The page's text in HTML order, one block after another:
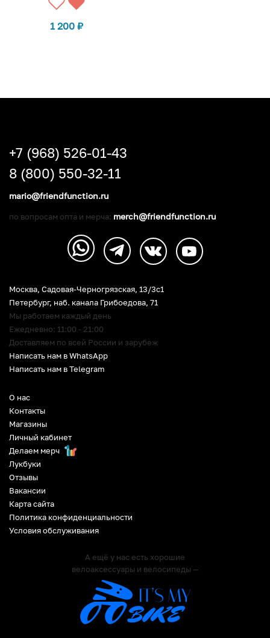
1 200 ₽
О нас
Контакты
Магазины
Личный кабинет
Делаем мерч
Лукбуки
Отзывы
Вакансии
Карта сайта
Политика конфиденциальности
Условия обслуживания
А ещё у нас есть хорошие
велоаксессуары и велосипеды —
Москва, Садовая-Черногрязская, 13/3c1
Петербург, наб. канала Грибоедова, 71
Мы работаем каждый день
Ежедневно: 11:00 - 21:00
Доставляем по всей России и зарубеж
Написать нам в WhatsApp
Написать нам в Telegram
+7 (968) 526-01-43
8 (800) 550-32-11
mario@friendfunction.ru
по вопросам опта и мерча: merch@friendfunction.ru